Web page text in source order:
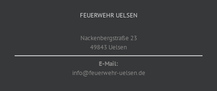
FEUERWEHR UELSEN
Nackenbergstraße 23
49843 Uelsen
E-Mail:
info@feuerwehr-uelsen.de